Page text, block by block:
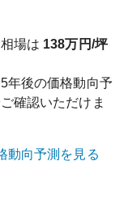
場は 138万円/坪
年後の価格動向予
確認いただけま
動向予測を見る